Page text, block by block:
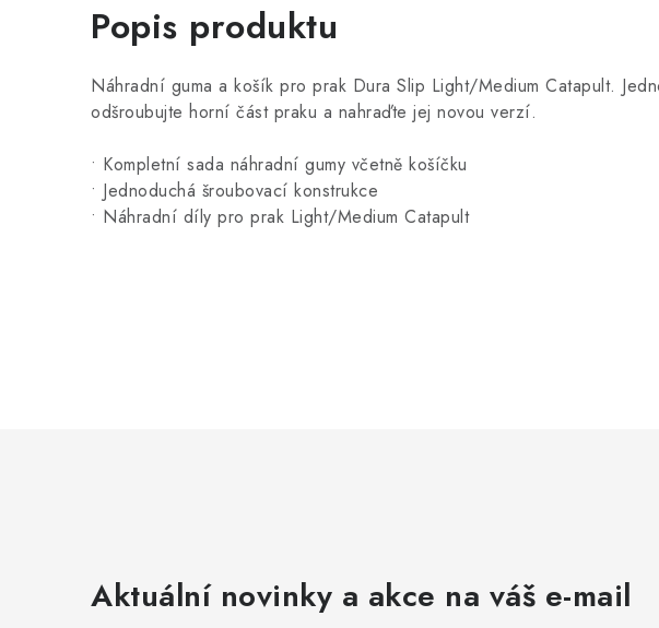
Popis produktu
Náhradní guma a košík pro prak Dura Slip Light/Medium Catapult.
odšroubujte horní část praku a nahraďte jej novou verzí.
• Kompletní sada náhradní gumy včetně košíčku
• Jednoduchá šroubovací konstrukce
• Náhradní díly pro prak Light/Medium Catapult
Aktuální novinky a akce na váš e-mail